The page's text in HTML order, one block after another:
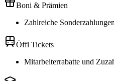
Boni & Prämien
Zahlreiche Sonderzahlungen
Öffi Tickets
Mitarbeiterrabatte und